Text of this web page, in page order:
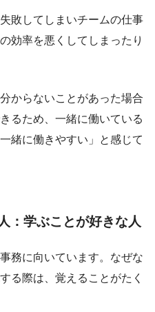
敗してしまいチームの仕事
効率を悪くしてしまったり
からないことがあった場合
るため、一緒に働いている
緒に働きやすい」と感じて
：学ぶことが好きな人
務に向いています。なぜな
る際は、覚えることがたく